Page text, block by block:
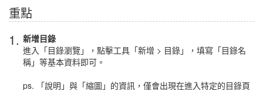
重點
1. 新增目錄
進入「目錄瀏覽」，點擊工具「新增 > 目錄」，填寫「目錄名
稱」等基本資料即可。
ps. 「說明」與「縮圖」的資訊，僅會出現在進入特定的目錄頁